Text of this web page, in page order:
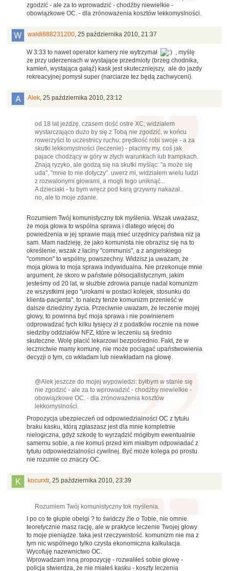
zgodzić - ale za to wprowadzić - chodźby niewielkie -
obowiązkowe OC. - dla zrónoważenia kosztów lekkomyslności.
waldi888231200, 25 października 2010, 21:37
W 3:33 to nawet operator kamery nie wytrzymał
, myślę
ze przy uderzeniach w wystające przedmioty (brzeg chodnika,
kamień, wystająca gałąź) kask jest skuteczniejszy, ale do jazdy
rekreacyjnej pomysł super (narciarze tez będą zachwyceni).
Alek, 25 października 2010, 23:12
od 18 lat jeżdżę, czasem dość ostre XC; widziałem
wystarczająco dużo by się z Tobą nie zgodzić. w końcu
rowerzyści to uczestnicy ruchu; prędkość robi swoje - a za
skutki lekkomyslności (leczenie) - płacimy my. coś jak
pajace chodzący w góry w złych warunkach lub trampkach.
Znają ryzyko, ale godzą się na skutki myśląc: "a może się
uda", "mnie to nie dotyczy". uwerz mi, widziałem wielu ludzi
z rozwalonymi głowami, a mogli tego uniknąć...
A dzieciaki - tu bym wręcz pod karą grzywny nakazał..
no, ale to moje zdanie.
Rozumiem Twój komunistyczny tok myślenia. Wszak uważasz,
że moja głowa to wspólna sprawa i dlatego więcej do
powiedzenia w jej sprawie mają mieć urzędnicy państwa niż ja
sam. Mam nadzieję, że jako komunista nie obrazisz się na to
określenie, wszak z łaciny "communis", a z angielskiego
"common" to wspólny, powszechny. Widzisz ja uważam, że
moja głowa to moja sprawa indywidualna. Nie przekonuje mnie
argument, że skoro w państwie półsocjalistycznym, jakim
jesteśmy od 20 lat, w służbie zdrowia panuje nadal komunizm
ze wszystkimi jego "urokami w postaci kolejek, stosunku do
klienta-pacjenta", to należy tenże komunizm przenieść w
dalsze dziedziny życia. Przeciwnie uważam, że leczenie mojej
głowy, to powinna być moja sprawa i nie powinienem
odprowadzać tych kilku tysięcy zł z podatków rocznie na nowe
siedziby oddziałów NFZ, które w leczeniu są średnio
skuteczne. Wolę płacić lekarzowi bezpośrednio. Fakt, że w
lecznictwie mamy komunę, nie może pociągać upaństwowienia
decyzji o tym, co wkładam lub niewkładam na głowę.
@Alek jeszcze do mojej wypowiedzi: byłbym w stanie się
nie zgodzić - ale za to wprowadzić - chodźby niewielkie -
obowiązkowe OC. - dla zrónoważenia kosztów
lekkomyslności.
Propozycja ubezpieczeń od odpowiedzialności OC z tytułu
braku kasku, którą zgłaszasz jest dla mnie kompletnie
nielogiczna, gdyż szkodę to wyrządzić mógłbym ewentualnie
samemu sobie, a nie komuś przed kim miałbym odpowiadać z
tytułu odpowiedzialności cywilnej. Być może kolega po prostu
nie rozumie co znaczy OC.
kocurxtr, 25 października 2010, 23:39
Rozumiem Twój komunistyczny tok myślenia.
I po co te głupie obelgi ? to świdczy źle o Tobie, nie omnie.
teoretycznie masz rację, ale w praktyce leczenie Twojej głowy
to moje pieniądze. taka jest rzeczywistość. komunizm nie ma z
tym nic wspólnego tylko czysta ekonomiczna kalkulacja.
Wycofuję nazewnictwo OC.
Wprowadzam inną propozycję - rozwaliłeś sobie głowę -
policja stwierdza, że nie miałeś kasku - koszty leczenia